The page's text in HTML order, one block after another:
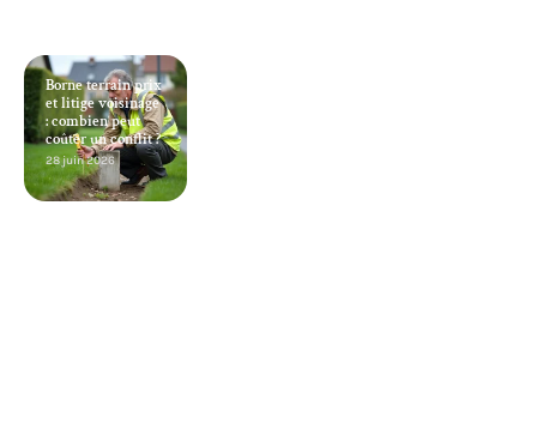
Borne terrain prix
et litige voisinage
: combien peut
coûter un conflit ?
28 juin 2026